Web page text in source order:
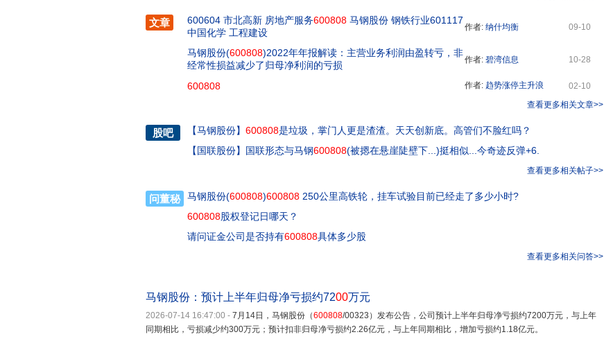
文章 600604 市北高新 房地产服务600808 马钢股份 钢铁行业601117
中国化学 工程建设
作者: 纳什均衡 09-10
马钢股份(600808)2022年年报解读：主营业务利润由盈转亏，非
经常性损益减少了归母净利润的亏损
作者: 碧湾信息 10-28
600808 作者: 趋势涨停主升浪
02-10
查看更多相关文章>>
股吧 【马钢股份】 600808是垃圾，掌门人更是渣渣。天天创新底。高管们不脸红吗？
【国联股份】 国联形态与马钢600808(被摁在悬崖陡壁下...)挺相似...今奇迹反弹+6.
查看更多相关帖子>>
问董秘 马钢股份(600808)600808 250公里高铁轮，挂车试验目前已经走了多少小时?
600808股权登记日哪天？
请问证金公司是否持有600808具体多少股
查看更多相关问答>>
马钢股份：预计上半年归母净亏损约7200万元
2026-07-14 16:47:00 - 7月14日，马钢股份（600808/00323）发布公告，公司预计上半年归母净亏损约7200万元，与上年
同期相比，亏损减少约300万元；预计扣非归母净亏损约2.26亿元，与上年同期相比，增加亏损约1.18亿元。